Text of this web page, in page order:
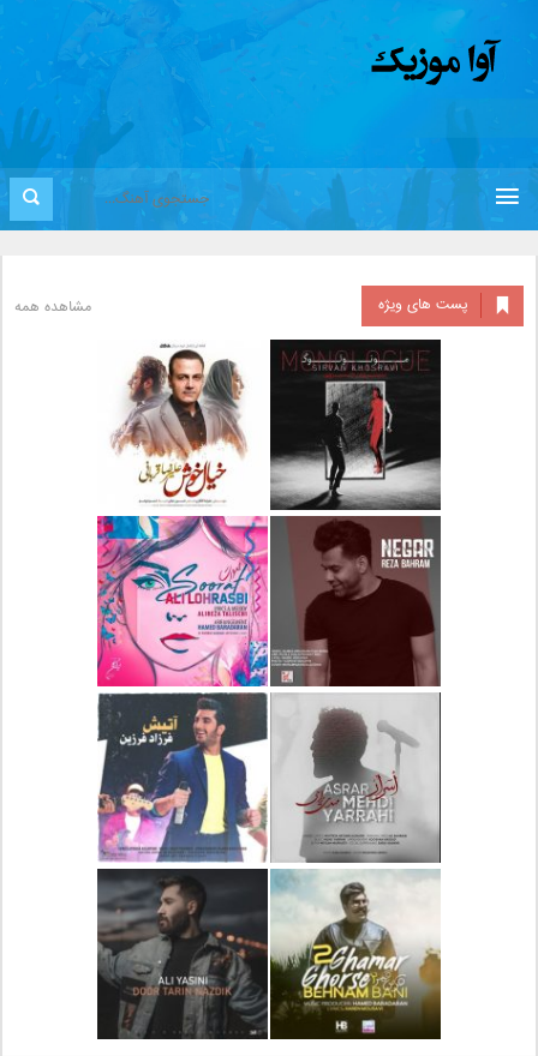
پست های ویژه مشاهده همه
دانلود آلبوم جدید سیروان
خسروی بنام مونولوگ
دانلود آهنگ جدید علیرضا
قربانی بنام خیال خوش
دانلود آهنگ جدید رضا
بهرام بنام نگار
دانلود آهنگ جدید علی
لهراسبی بنام صورت
دانلود آهنگ جدید مهدی
یراحی بنام اسرار
دانلود آهنگ جدید فرزاد
فرزین بنام آتیش